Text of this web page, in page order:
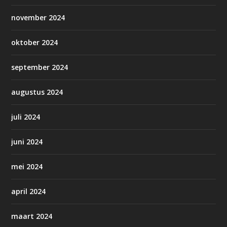
november 2024
oktober 2024
september 2024
augustus 2024
juli 2024
juni 2024
mei 2024
april 2024
maart 2024